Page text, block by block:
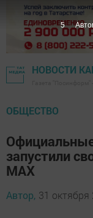
НОВОСТИ
ОБЩЕСТВО
запустили
MAX
Автор, 31 октября
4